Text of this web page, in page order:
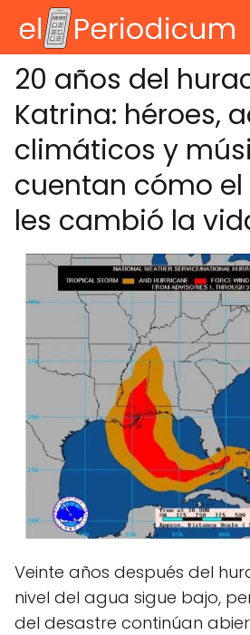
20 años del
Katrina: héroes,
climáticos y
cuentan cómo
les cambió la
Veinte años después del
nivel del agua sigue bajo,
del desastre continúan